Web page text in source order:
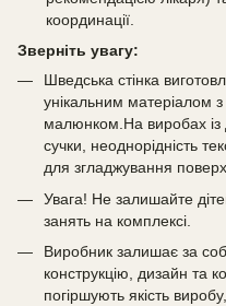
координації.
Зверніть увагу:
Шведська стінка
унікальним матеріалом
малюнком.На виробах із
сучки, неоднорідність
для згладжування
Увага! Не залишайте
занять на комплексі.
Виробник залишає за
конструкцію, дизайн та
погіршують якість